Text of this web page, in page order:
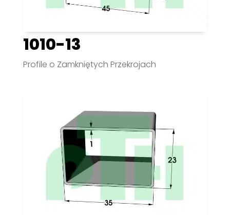
1010-13
Profile o Zamkniętych Przekrojach